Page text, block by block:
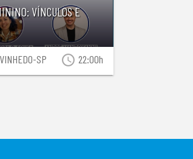
VÍNCULOS E
VINHEDO-SP access_time 22:00h